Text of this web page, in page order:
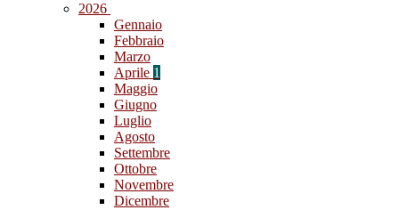
2026
Gennaio
Febbraio
Marzo
Aprile 1
Maggio
Giugno
Luglio
Agosto
Settembre
Ottobre
Novembre
Dicembre